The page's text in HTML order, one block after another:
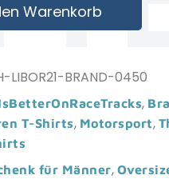
Warenkorb
LIBOR21-BRAND-0450
,
T-Shirts, Motorsport,
für Männer,